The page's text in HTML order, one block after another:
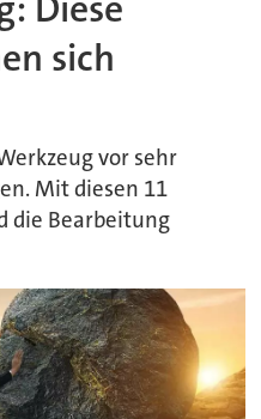
sich
vor sehr
Mit diesen 11
die Bearbeitung